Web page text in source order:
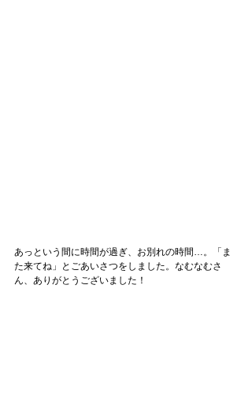
あっという間に時間が過ぎ、お別れの時間…。「ま
た来てね」とごあいさつをしました。なむなむさ
ん、ありがとうございました！